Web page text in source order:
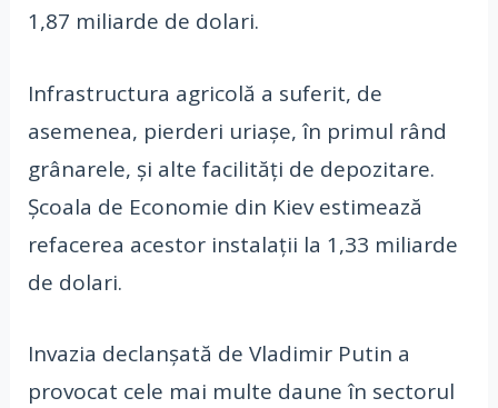
1,87 miliarde de dolari.
Infrastructura agricolă a suferit, de
asemenea, pierderi uriașe, în primul rând
grânarele, și alte facilități de depozitare.
Școala de Economie din Kiev estimează
refacerea acestor instalații la 1,33 miliarde
de dolari.
Invazia declanșată de Vladimir Putin a
provocat cele mai multe daune în sectorul